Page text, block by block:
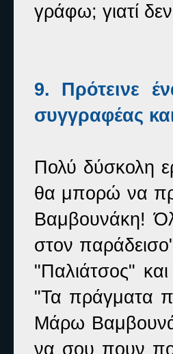
γράφω; γιατί
9. Πρότεινε
συγγραφέας
Πολύ δύσκολη
θα μπορώ να
Βαμβουνάκη!
στον
"Παλιάτσος"
"Τα πράγματα
Μάρω
να σου πουν